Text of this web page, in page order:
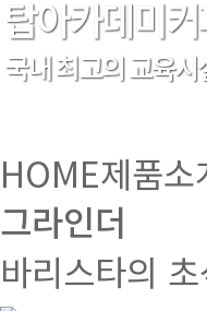
HOME제품소
그라인더
바리스타의